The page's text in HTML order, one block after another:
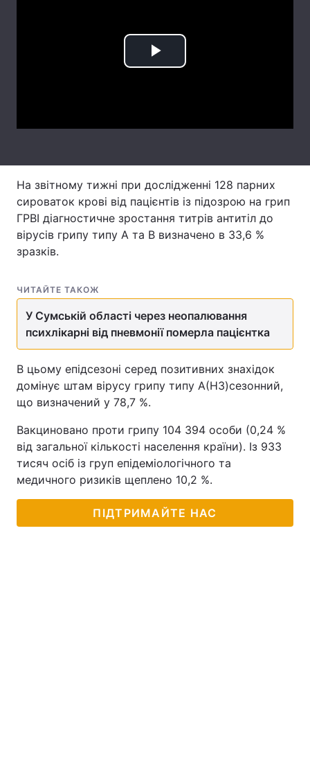
Тема оформлення
Play
На звітному тижні при дослідженні 128 парних
сироваток крові від пацієнтів із підозрою на грип
ГРВІ діагностичне зростання титрів антитіл до
вірусів грипу типу А та В визначено в 33,6 %
зразків.
ЧИТАЙТЕ ТАКОЖ
У Сумській області через неопалювання
психлікарні від пневмонії померла пацієнтка
В цьому епідсезоні серед позитивних знахідок
домінує штам вірусу грипу типу А(H3)сезонний,
що визначений у 78,7 %.
Вакциновано проти грипу 104 394 особи (0,24 %
від загальної кількості населення країни). Із 933
тисяч осіб із груп епідеміологічного та
медичного ризиків щеплено 10,2 %.
ПІДТРИМАЙТЕ НАС